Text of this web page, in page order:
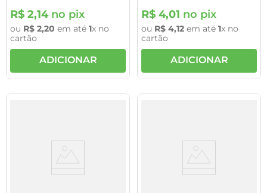
R$ 2,14no pix
ou R$ 2,20 em até 1x no
cartão
ADICIONAR
R$ 4,01 no pix
ou R$ 4,12 em até 1x no
cartão
ADICIONAR